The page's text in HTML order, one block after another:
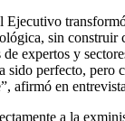
Ejecutivo
sin construir
expertos y
sido perfecto, pero
afirmó en
a la